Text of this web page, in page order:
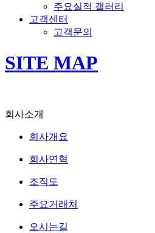
주요실적 갤러리
고객센터
고객문의
SITE MAP
회사소개
회사개요
회사연혁
조직도
주요거래처
오시는길